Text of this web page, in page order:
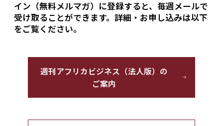
イン（無料メルマガ）に登録すると、毎週メールで
受け取ることができます。詳細・お申し込みは以下
をご覧ください。
週刊アフリカビジネス（法人版）の
ご案内